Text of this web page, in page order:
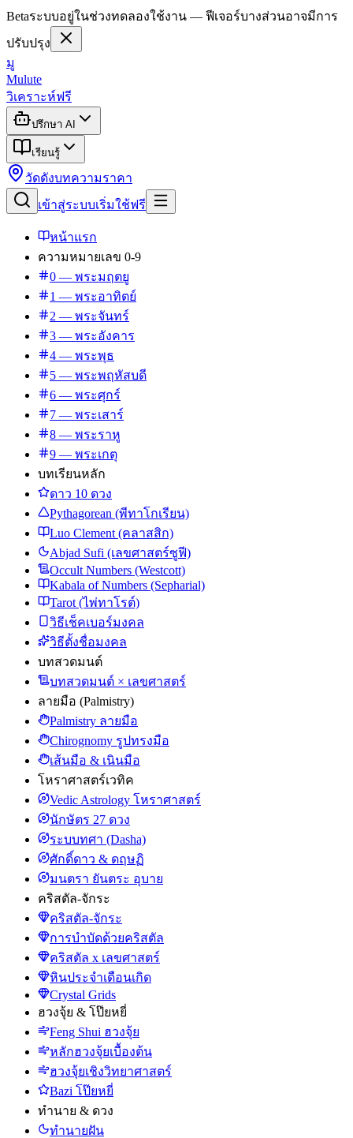
Betaระบบอยู่ในช่วงทดลองใช้งาน — ฟีเจอร์บางส่วนอาจมีการ
ปรับปรุง
มู
Mulute
วิเคราะห์ฟรี
ปรึกษา AI
เรียนรู้
วัดดังบทความราคา
เข้าสู่ระบบเริ่มใช้ฟรี
หน้าแรก
ความหมายเลข 0-9
0 — พระมฤตยู
1 — พระอาทิตย์
2 — พระจันทร์
3 — พระอังคาร
4 — พระพุธ
5 — พระพฤหัสบดี
6 — พระศุกร์
7 — พระเสาร์
8 — พระราหู
9 — พระเกตุ
บทเรียนหลัก
ดาว 10 ดวง
Pythagorean (พีทาโกเรียน)
Luo Clement (คลาสสิก)
Abjad Sufi (เลขศาสตร์ซูฟี)
Occult Numbers (Westcott)
Kabala of Numbers (Sepharial)
Tarot (ไพ่ทาโรต์)
วิธีเช็คเบอร์มงคล
วิธีตั้งชื่อมงคล
บทสวดมนต์
บทสวดมนต์ × เลขศาสตร์
ลายมือ (Palmistry)
Palmistry ลายมือ
Chirognomy รูปทรงมือ
เส้นมือ & เนินมือ
โหราศาสตร์เวทิค
Vedic Astrology โหราศาสตร์
นักษัตร 27 ดวง
ระบบทศา (Dasha)
ศักดิ์ดาว & ดฤษฏิ
มนตรา ยันตระ อุบาย
คริสตัล-จักระ
คริสตัล-จักระ
การบำบัดด้วยคริสตัล
คริสตัล x เลขศาสตร์
หินประจำเดือนเกิด
Crystal Grids
ฮวงจุ้ย & โป๊ยหยี่
Feng Shui ฮวงจุ้ย
หลักฮวงจุ้ยเบื้องต้น
ฮวงจุ้ยเชิงวิทยาศาสตร์
Bazi โป๊ยหยี่
ทำนาย & ดวง
ทำนายฝัน